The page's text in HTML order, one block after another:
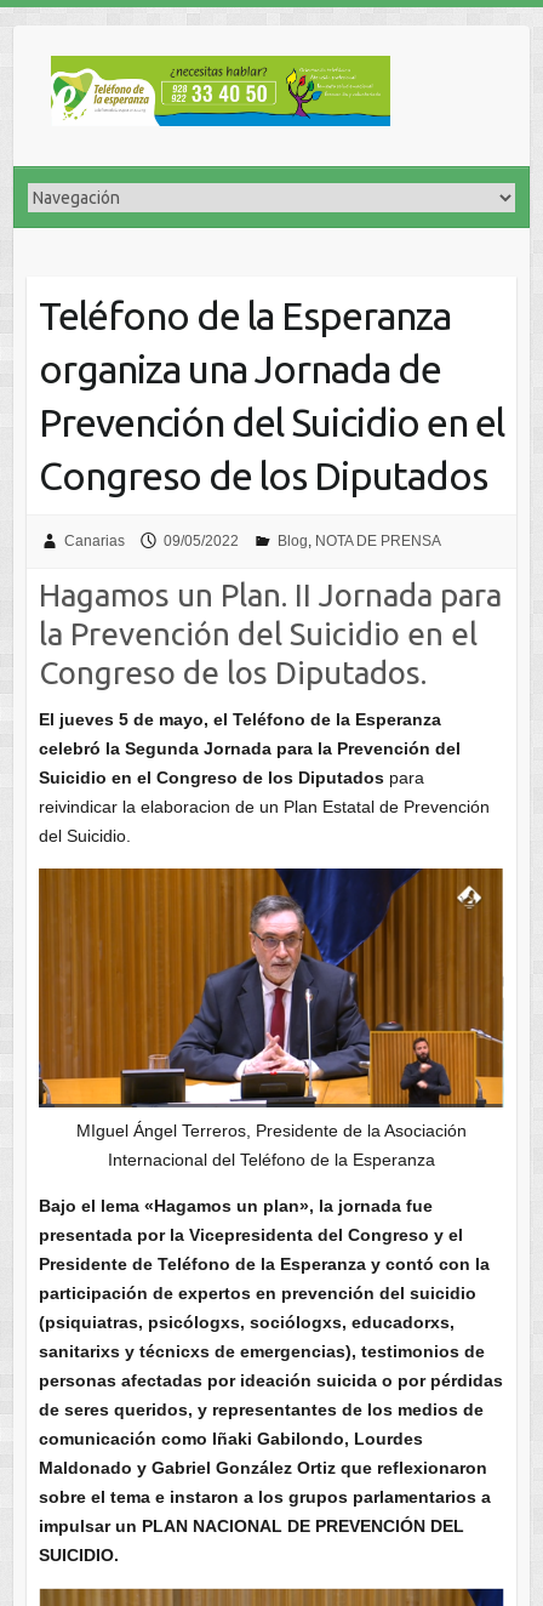
Teléfono de la Esperanza
organiza una Jornada de
Prevención del Suicidio en el
Congreso de los Diputados
Canarias 09/05/2022 Blog, NOTA DE PRENSA
Hagamos un Plan. II Jornada para
la Prevención del Suicidio en el
Congreso de los Diputados.
El jueves 5 de mayo, el Teléfono de la Esperanza
celebró la Segunda Jornada para la Prevención del
Suicidio en el Congreso de los Diputadospara
reivindicar la elaboracion de un Plan Estatal de Prevención
del Suicidio.
MIguel Ángel Terreros, Presidente de la Asociación
Internacional del Teléfono de la Esperanza
Bajo el lema «Hagamos un plan», la jornada fue
presentada por la Vicepresidenta del Congreso y el
Presidente de Teléfono de la Esperanza y contó con la
participación de expertos en prevención del suicidio
(psiquiatras, psicólogxs, sociólogxs, educadorxs,
sanitarixs y técnicxs de emergencias), testimonios de
personas afectadas por ideación suicida o por pérdidas
de seres queridos, y representantes de los medios de
comunicación como Iñaki Gabilondo, Lourdes
Maldonado y Gabriel González Ortiz que reflexionaron
sobre el tema e instaron a los grupos parlamentarios a
impulsar un PLAN NACIONAL DE PREVENCIÓN DEL
SUICIDIO.